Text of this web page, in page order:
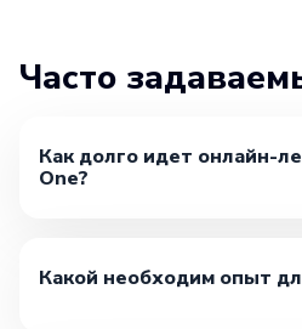
Часто
Как долго идет онлайн-
One?
Какой необходим опыт